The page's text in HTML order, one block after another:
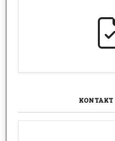
KONTAKT